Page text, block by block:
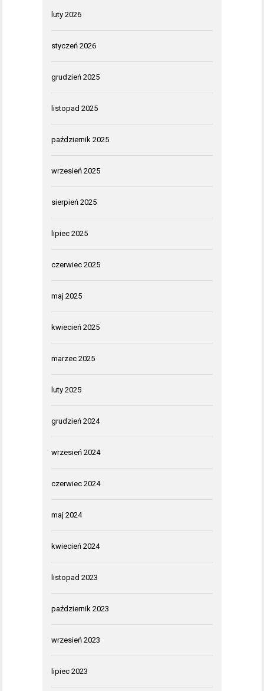
luty 2026
styczeń 2026
grudzień 2025
listopad 2025
październik 2025
wrzesień 2025
sierpień 2025
lipiec 2025
czerwiec 2025
maj 2025
kwiecień 2025
marzec 2025
luty 2025
grudzień 2024
wrzesień 2024
czerwiec 2024
maj 2024
kwiecień 2024
listopad 2023
październik 2023
wrzesień 2023
lipiec 2023